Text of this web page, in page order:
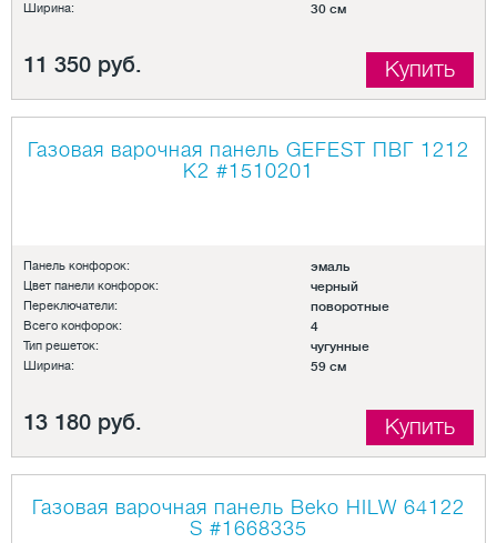
Ширина: 30 см
11 350 руб. Купить
Газовая варочная панель GEFEST ПВГ 1212
К2 #1510201
Панель конфорок: эмаль
Цвет панели конфорок: черный
Переключатели: поворотные
Всего конфорок: 4
Тип решеток: чугунные
Ширина: 59 см
13 180 руб. Купить
Газовая варочная панель Beko HILW 64122
S #1668335